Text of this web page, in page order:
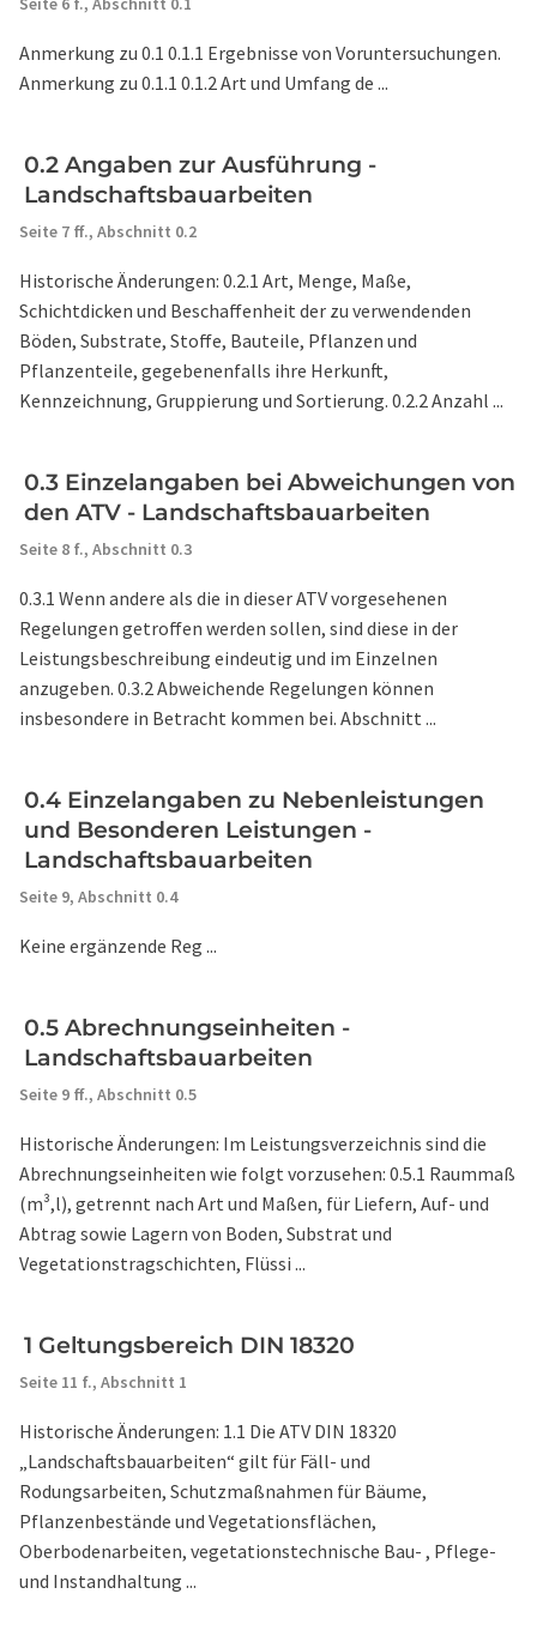
Anmerkung zu 0.1 0.1.1 Ergebnisse von Voruntersuchungen.
Anmerkung zu 0.1.1 0.1.2 Art und Umfang de ...
0.2 Angaben zur Ausführung -
Landschaftsbauarbeiten
Seite 7 ff., Abschnitt 0.2
Historische Änderungen: 0.2.1 Art, Menge, Maße,
Schichtdicken und Beschaffenheit der zu verwendenden
Böden, Substrate, Stoffe, Bauteile, Pflanzen und
Pflanzenteile, gegebenenfalls ihre Herkunft,
Kennzeichnung, Gruppierung und Sortierung. 0.2.2 Anzahl ...
0.3 Einzelangaben bei Abweichungen von
den ATV - Landschaftsbauarbeiten
Seite 8 f., Abschnitt 0.3
0.3.1 Wenn andere als die in dieser ATV vorgesehenen
Regelungen getroffen werden sollen, sind diese in der
Leistungsbeschreibung eindeutig und im Einzelnen
anzugeben. 0.3.2 Abweichende Regelungen können
insbesondere in Betracht kommen bei. Abschnitt ...
0.4 Einzelangaben zu Nebenleistungen
und Besonderen Leistungen -
Landschaftsbauarbeiten
Seite 9, Abschnitt 0.4
Keine ergänzende Reg ...
0.5 Abrechnungseinheiten -
Landschaftsbauarbeiten
Seite 9 ff., Abschnitt 0.5
Historische Änderungen: Im Leistungsverzeichnis sind die
Abrechnungseinheiten wie folgt vorzusehen: 0.5.1 Raummaß
(m³,l), getrennt nach Art und Maßen, für Liefern, Auf- und
Abtrag sowie Lagern von Boden, Substrat und
Vegetationstragschichten, Flüssi ...
1 Geltungsbereich DIN 18320
Seite 11 f., Abschnitt 1
Historische Änderungen: 1.1 Die ATV DIN 18320
„Landschaftsbauarbeiten“ gilt für Fäll- und
Rodungsarbeiten, Schutzmaßnahmen für Bäume,
Pflanzenbestände und Vegetationsflächen,
Oberbodenarbeiten, vegetationstechnische Bau- , Pflege-
und Instandhaltung ...